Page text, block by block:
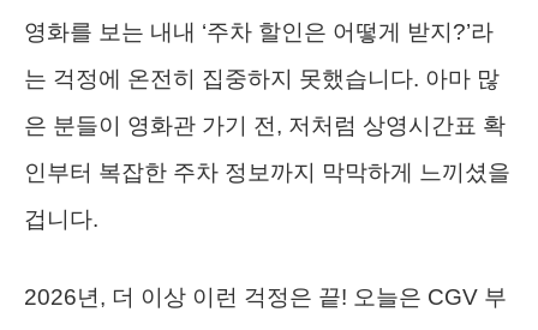
영화를 보는 내내 ‘주차 할인은 어떻게 받지?’라
는 걱정에 온전히 집중하지 못했습니다. 아마 많
은 분들이 영화관 가기 전, 저처럼 상영시간표 확
인부터 복잡한 주차 정보까지 막막하게 느끼셨을
겁니다.
2026년, 더 이상 이런 걱정은 끝! 오늘은 CGV 부